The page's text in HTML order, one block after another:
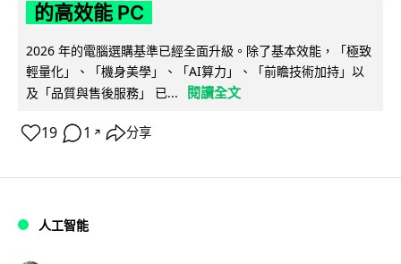
的高效能 PC
2026 年的電腦選購基準已經全面升級。除了基本效能，「極致
輕量化」、「機身美學」、「AI算力」、「前瞻技術加持」以
及「品質與售後服務」 已...
閱讀全文
19 1 ↗ 分享
人工智能